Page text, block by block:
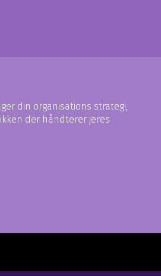
din organisations strategi,
der håndterer jeres